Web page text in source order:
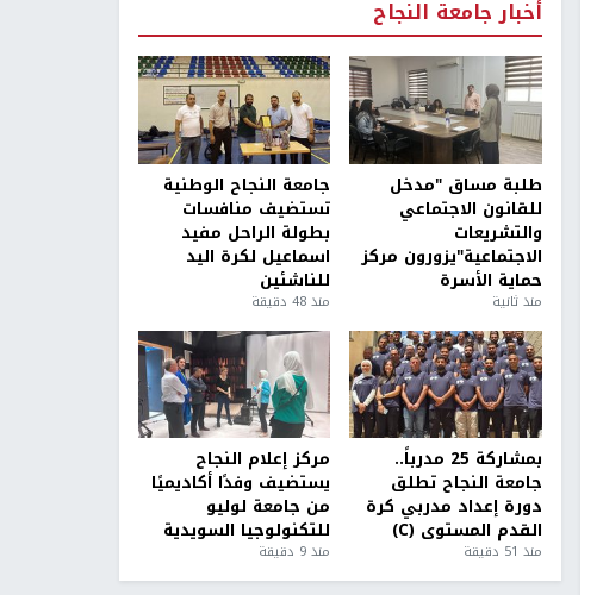
أخبار جامعة النجاح
طلبة مساق "مدخل
للقانون الاجتماعي
والتشريعات
الاجتماعية"يزورون مركز
حماية الأسرة
منذ ثانية
جامعة النجاح الوطنية
تستضيف منافسات
بطولة الراحل مفيد
اسماعيل لكرة اليد
للناشئين
منذ 48 دقيقة
بمشاركة 25 مدرباً..
جامعة النجاح تطلق
دورة إعداد مدربي كرة
القدم المستوى (C)
منذ 51 دقيقة
مركز إعلام النجاح
يستضيف وفدًا أكاديميًا
من جامعة لوليو
للتكنولوجيا السويدية
منذ 9 دقيقة